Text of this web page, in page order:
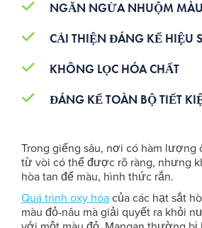
NGĂN NGỪA NHUỘM MÀU
CẢI THIỆN ĐÁNG KỂ HIỆU
KHÔNG LỌC HÓA CHẤT
ĐÁNG KỂ TOÀN BỘ TIẾT
Trong giếng sâu, nơi có hàm lượng
từ vòi có thể được rõ ràng, nhưng
hòa tan để màu, hình thức rắn.
Quá trình oxy hóa của các hạt sắt
màu đỏ-nâu mà giải quyết ra khỏi